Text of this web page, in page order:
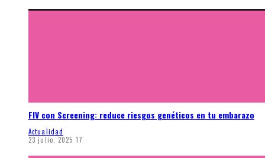
FIV con Screening: reduce riesgos genéticos en tu embarazo
Actualidad
23 julio, 2025 17